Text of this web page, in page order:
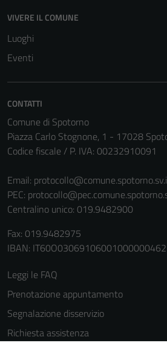
VIVERE IL COMUNE
Luoghi
Eventi
CONTATTI
Comune di Spotorno
Piazza Carlo Stognone, 1 - 17028
Codice fiscale / P. IVA: 00232910091
Email:
PEC:
Centralino unico: 019.9482900
Fax: 019.9482975
IBAN:
Leggi le FAQ
Prenotazione appuntamento
Segnalazione disservizio
Richiesta assistenza